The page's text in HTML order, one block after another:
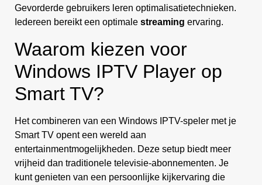
Gevorderde gebruikers leren optimalisatietechnieken.
Iedereen bereikt een optimale streaming ervaring.
Waarom kiezen voor
Windows IPTV Player op
Smart TV?
Het combineren van een Windows IPTV-speler met je
Smart TV opent een wereld aan
entertainmentmogelijkheden. Deze setup biedt meer
vrijheid dan traditionele televisie-abonnementen. Je
kunt genieten van een persoonlijke kijkervaring die